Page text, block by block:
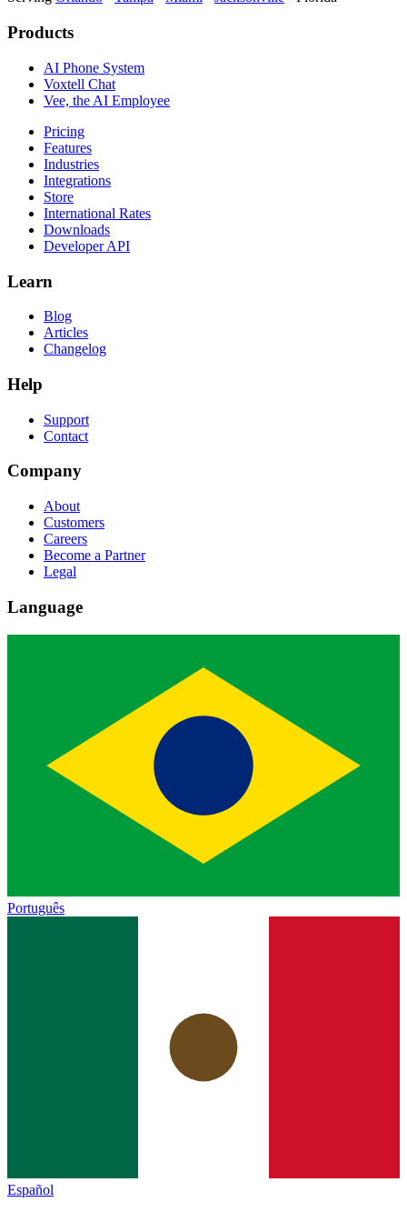
Products
AI Phone System
Voxtell Chat
Vee, the AI Employee
Pricing
Features
Industries
Integrations
Store
International Rates
Downloads
Developer API
Learn
Blog
Articles
Changelog
Help
Support
Contact
Company
About
Customers
Careers
Become a Partner
Legal
Language
Português
Español